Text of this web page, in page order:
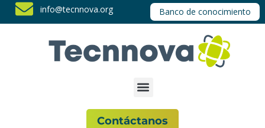
info@tecnnova.org Banco de conocimiento
Contáctanos